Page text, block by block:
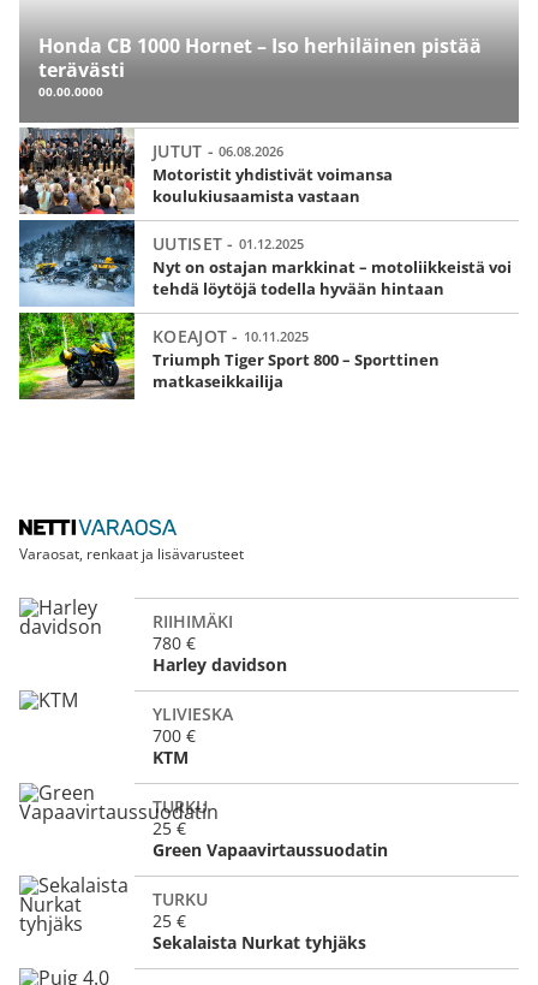
00.00.0000
Honda CB 1000 Hornet – Iso herhiläinen pistää
terävästi
Motoristit yhdistivät voimansa
koulukiusaamista vastaan
JUTUT -06.08.2026
Nyt on ostajan markkinat – motoliikkeistä voi
tehdä löytöjä todella hyvään hintaan
UUTISET - 01.12.2025
Triumph Tiger Sport 800 – Sporttinen
matkaseikkailija
KOEAJOT - 10.11.2025
Varaosat, renkaat ja lisävarusteet
RIIHIMÄKI
Harley davidson
780 €
YLIVIESKA
KTM
700 €
TURKU
Green Vapaavirtaussuodatin
25 €
TURKU
Sekalaista Nurkat tyhjäks
25 €